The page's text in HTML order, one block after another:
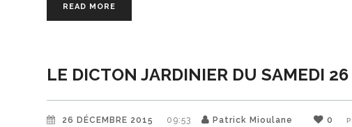
READ MORE
LE DICTON JARDINIER DU SAMEDI
26 DÉCEMBRE 2015 09:53 Patrick Mioulane 0